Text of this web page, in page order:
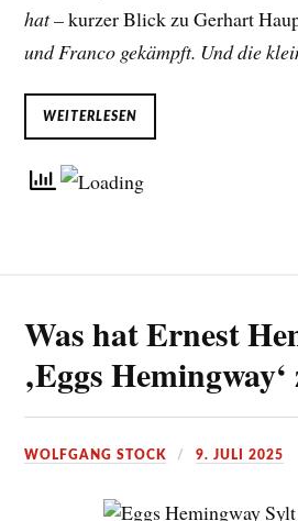
hat –kurzer Blick zu Gerhart
und Franco gekämpft. Und die
WEITERLESEN
Was hat Ernest
‚Eggs
WOLFGANG STOCK 9. JULI 2025